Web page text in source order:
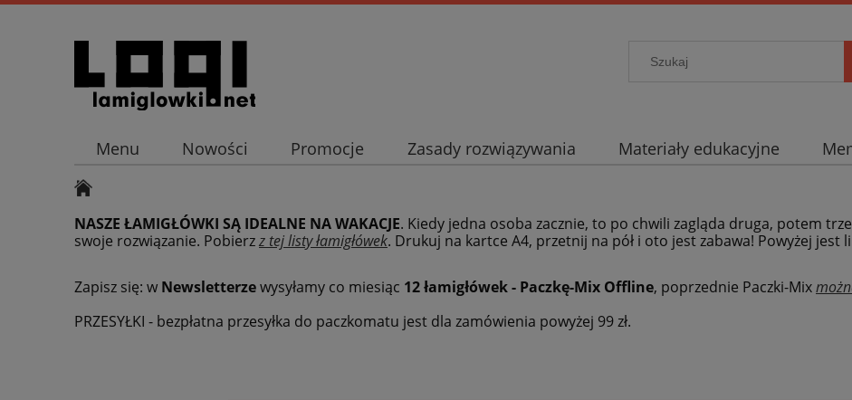
Menu Nowości Promocje Zasady rozwiązywania Materiały edukacyjne
NASZE ŁAMIGŁÓWKI SĄ IDEALNE NA WAKACJE. Kiedy jedna osoba zacznie, to po chwili zagląda druga, potem
swoje rozwiązanie. Pobierzz tej listy łamigłówek. Drukuj na kartce A4, przetnij na pół i oto jest zabawa! Powyżej jest
Zapisz się: w Newsletterzewysyłamy co miesiąc 12 łamigłówek - Paczkę-Mix Offline, poprzednie Paczki-Mix
PRZESYŁKI - bezpłatna przesyłka do paczkomatu jest dla zamówienia powyżej 99 zł.